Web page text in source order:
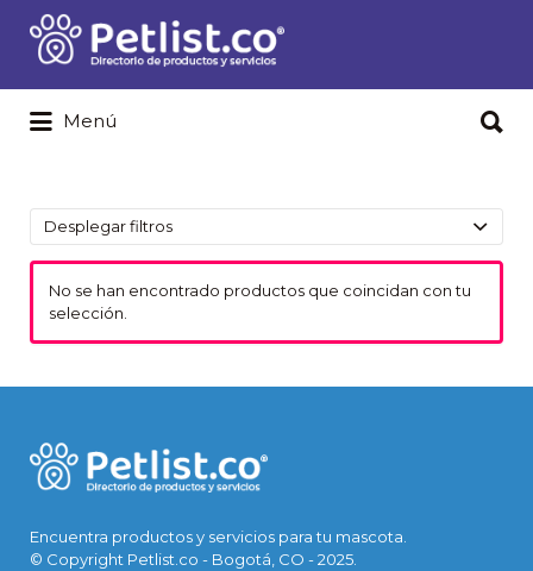
Buscar
por:
Menú
por:
Desplegar filtros
No se han encontrado productos que coincidan con tu
selección.
Encuentra productos y servicios para tu mascota.
© Copyright Petlist.co - Bogotá, CO - 2025.